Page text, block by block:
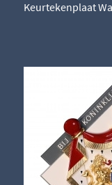
Keurtekenplaat